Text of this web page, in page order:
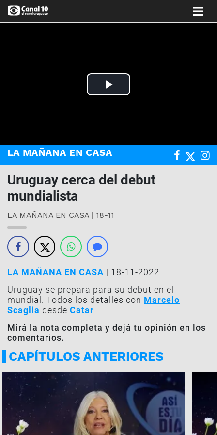
Play
LA MAÑANA EN CASA
Uruguay cerca del debut
mundialista
LA MAÑANA EN CASA | 18-11
LA MAÑANA EN CASA | 18-11-2022
Uruguay se prepara para su debut en el
mundial. Todos los detalles con Marcelo
Scaglia desde Catar
Mirá la nota completa y dejá tu opinión en los
comentarios.
CAPÍTULOS ANTERIORES